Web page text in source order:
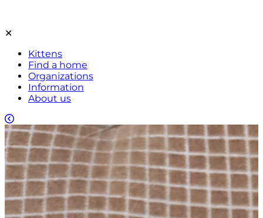
✕
Kittens
Find a home
Organizations
Information
About us